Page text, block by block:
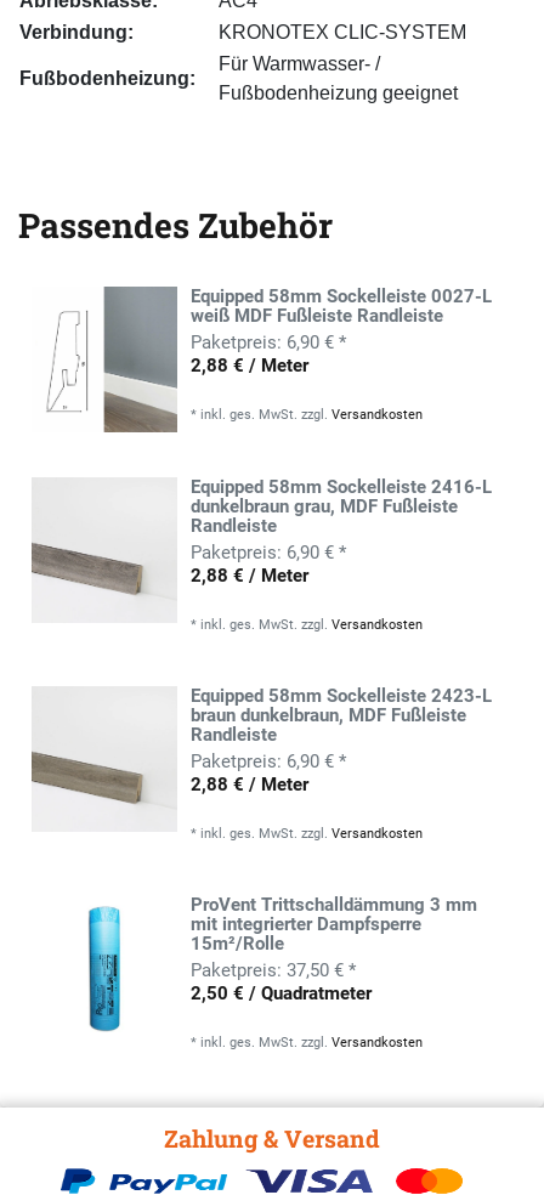
Verbindung:
KRONOTEX CLIC-SYSTEM
Fußbodenheizung:
Für Warmwasser- /
Fußbodenheizung geeignet
Passendes Zubehör
Equipped 58mm Sockelleiste 0027-L
weiß MDF Fußleiste Randleiste
6,90 € *
2,88 € / Meter
* inkl. ges. MwSt. zzgl.Versandkosten
Equipped 58mm Sockelleiste 2416-L
dunkelbraun grau, MDF Fußleiste
Randleiste
6,90 € *
2,88 € / Meter
* inkl. ges. MwSt. zzgl.Versandkosten
Equipped 58mm Sockelleiste 2423-L
braun dunkelbraun, MDF Fußleiste
Randleiste
6,90 € *
2,88 € / Meter
* inkl. ges. MwSt. zzgl.Versandkosten
ProVent Trittschalldämmung 3 mm
mit integrierter Dampfsperre
15m²/Rolle
37,50 € *
2,50 € / Quadratmeter
* inkl. ges. MwSt. zzgl.Versandkosten
Zahlung & Versand